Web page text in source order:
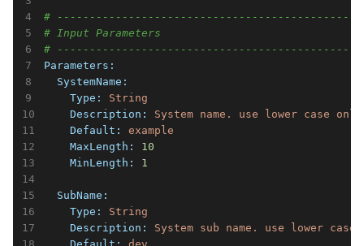
#
# Input Parameters
#
Parameters:
  SystemName:
    Type:
String
    Description:
System name. use lower case
    Default:
example
    MaxLength:
10
    MinLength:
1
  SubName:
    Type:
String
    Description:
System sub name. use lower case